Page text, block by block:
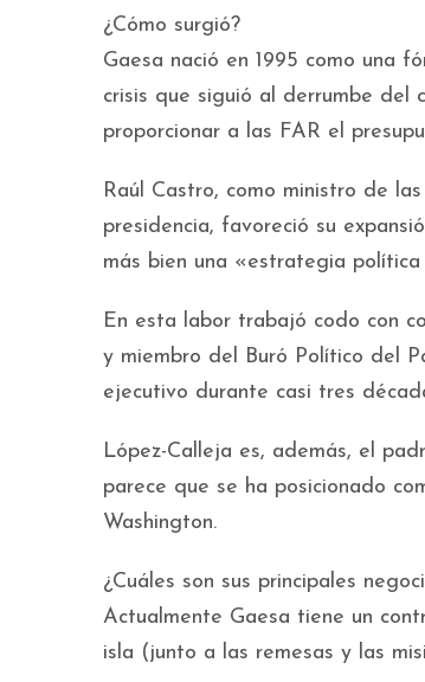
¿Cómo surgió?
Gaesa nació en 1995 como una
crisis que siguió al derrumbe del
proporcionar a las FAR el
Raúl Castro, como ministro de
presidencia, favoreció su
más bien una «estrategia
En esta labor trabajó codo con
y miembro del Buró Político del
ejecutivo durante casi tres
López-Calleja es, además, el
parece que se ha posicionado
Washington.
¿Cuáles son sus principales
Actualmente Gaesa tiene un
isla (junto a las remesas y las